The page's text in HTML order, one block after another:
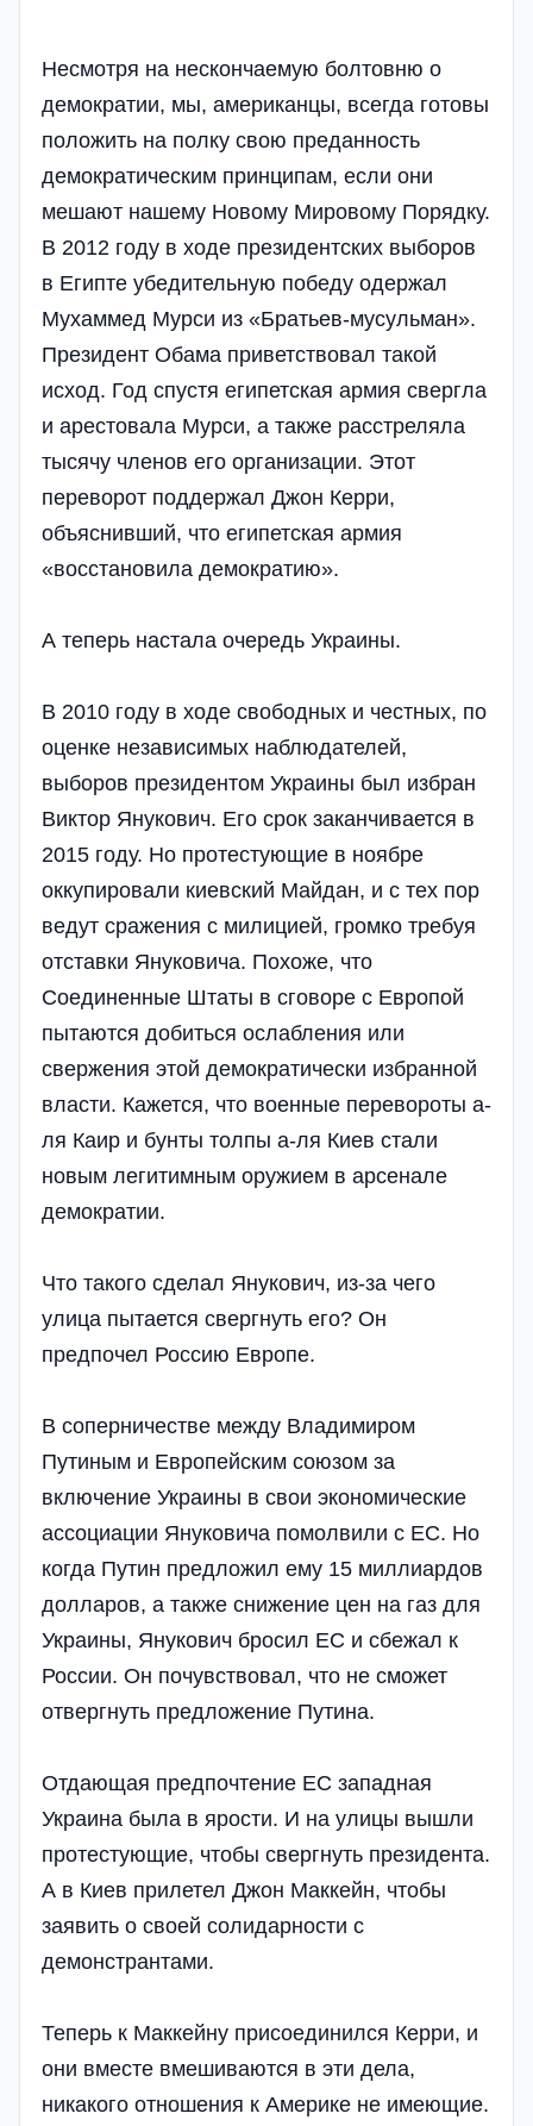
Несмотря на нескончаемую болтовню о
демократии, мы, американцы, всегда готовы
положить на полку свою преданность
демократическим принципам, если они
мешают нашему Новому Мировому Порядку.
В 2012 году в ходе президентских выборов
в Египте убедительную победу одержал
Мухаммед Мурси из «Братьев-мусульман».
Президент Обама приветствовал такой
исход. Год спустя египетская армия свергла
и арестовала Мурси, а также расстреляла
тысячу членов его организации. Этот
переворот поддержал Джон Керри,
объяснивший, что египетская армия
«восстановила демократию».
А теперь настала очередь Украины.
В 2010 году в ходе свободных и честных, по
оценке независимых наблюдателей,
выборов президентом Украины был избран
Виктор Янукович. Его срок заканчивается в
2015 году. Но протестующие в ноябре
оккупировали киевский Майдан, и с тех пор
ведут сражения с милицией, громко требуя
отставки Януковича. Похоже, что
Соединенные Штаты в сговоре с Европой
пытаются добиться ослабления или
свержения этой демократически избранной
власти. Кажется, что военные перевороты а-
ля Каир и бунты толпы а-ля Киев стали
новым легитимным оружием в арсенале
демократии.
Что такого сделал Янукович, из-за чего
улица пытается свергнуть его? Он
предпочел Россию Европе.
В соперничестве между Владимиром
Путиным и Европейским союзом за
включение Украины в свои экономические
ассоциации Януковича помолвили с ЕС. Но
когда Путин предложил ему 15 миллиардов
долларов, а также снижение цен на газ для
Украины, Янукович бросил ЕС и сбежал к
России. Он почувствовал, что не сможет
отвергнуть предложение Путина.
Отдающая предпочтение ЕС западная
Украина была в ярости. И на улицы вышли
протестующие, чтобы свергнуть президента.
А в Киев прилетел Джон Маккейн, чтобы
заявить о своей солидарности с
демонстрантами.
Теперь к Маккейну присоединился Керри, и
они вместе вмешиваются в эти дела,
никакого отношения к Америке не имеющие.